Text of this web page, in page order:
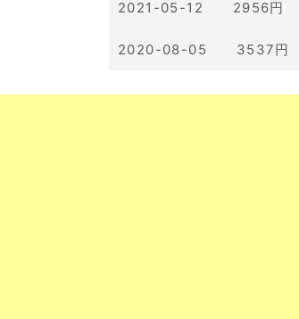
2021-05-12 2956円
2020-08-05 3537円